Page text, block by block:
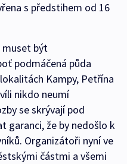
s předstihem od 16
muset být
podmáčená půda
Kampy, Petřína
nikdo neumí
se skrývají pod
garanci, že by nedošlo k
Organizátoři nyní ve
částmi a všemi